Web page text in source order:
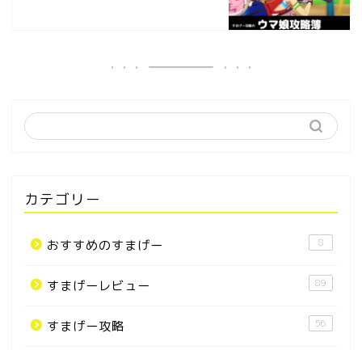
カテゴリー
おすすめのすまげー 8
すまげーレビュー 89
すまげー攻略 56